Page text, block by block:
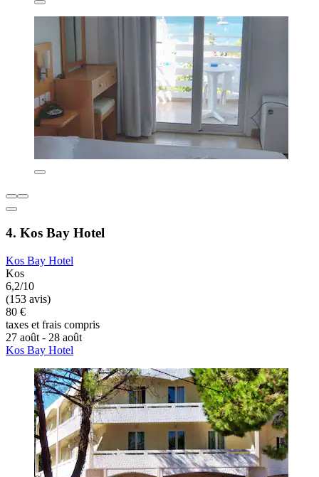
4. Kos Bay Hotel
Kos Bay Hotel
Kos
6,2/10
(153 avis)
80 €
taxes et frais compris
27 août - 28 août
Kos Bay Hotel